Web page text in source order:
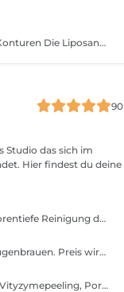
Cellulite Adé Liposana 3+ für glatte Haut & Konturen Die Liposana 3+ kombiniert moderne Technologie zur Fettzellenentleerung, Lymphaktivierung und Muskelstimulation. Sie ist ideal für alle, die: - hartnäckige Problemzonen wie Bauch, Beine oder Arme reduzieren möchten - unter Lipödem oder Cellulite leiden - ihr Bindegewebe straffen wollen - den Stoffwechsel aktivieren und sich leichter fühlen möchten Vorteile: - sichtbar glattere Haut & straffere Konturen - mehr Energie & Leichtigkeit durch Lymphfluss-Aktivierung - entspannend, schmerzfrei & ohne Ausfallzeit
90
Studio das sich im
Hier findest du deine
Reinigung, Freshener, Vitazyme Peeling, Porentiefe Reinigung der Haut mit dem Aquapeeler, manuelle Ausreinigung auf Wunsch, Maske, Freshener, Serum, Abschlusspflege
Beratung sowie zeichnen der möglichen Augenbrauen. Preis wird bei Terminvereinbarung für PowderBrows verrechnet.
Reinigung, Freshener, Fruchtsäurepeeling, Vityzymepeeling, Porentiefe Reinigung der Haut mit dem Aquapeeler, manuelle Ausreinigung auf Wunsch, Alginat Maske, Freshener, Serum, Abschlusspflege